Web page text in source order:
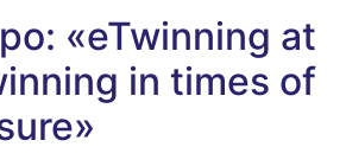
«eTwinning at
in times of